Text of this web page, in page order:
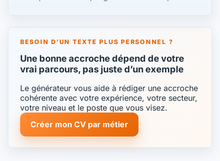
BESOIN D’UN TEXTE PLUS PERSONNEL ?
Une bonne accroche dépend de votre
vrai parcours, pas juste d’un exemple
Le générateur vous aide à rédiger une accroche
cohérente avec votre expérience, votre secteur,
votre niveau et le poste que vous visez.
Créer mon CV par métier